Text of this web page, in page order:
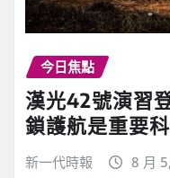
今日焦點
漢光42號演習
鎖護航是重要
新一代時報 8 月